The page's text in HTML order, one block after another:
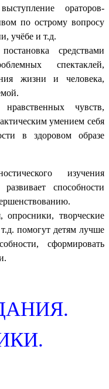
ораторов-
по острому вопросу
учёбе и т.д.
средствами
спектаклей,
жизни и человека,
чувств,
умением себя
в здоровом образе
изучения
способности
опросники, творческие
помогут детям лучше
сформировать